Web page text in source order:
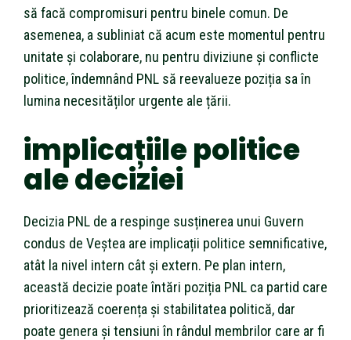
să facă compromisuri pentru binele comun. De
asemenea, a subliniat că acum este momentul pentru
unitate și colaborare, nu pentru diviziune și conflicte
politice, îndemnând PNL să reevalueze poziția sa în
lumina necesităților urgente ale țării.
implicațiile politice
ale deciziei
Decizia PNL de a respinge susținerea unui Guvern
condus de Veștea are implicații politice semnificative,
atât la nivel intern cât și extern. Pe plan intern,
această decizie poate întări poziția PNL ca partid care
prioritizează coerența și stabilitatea politică, dar
poate genera și tensiuni în rândul membrilor care ar fi